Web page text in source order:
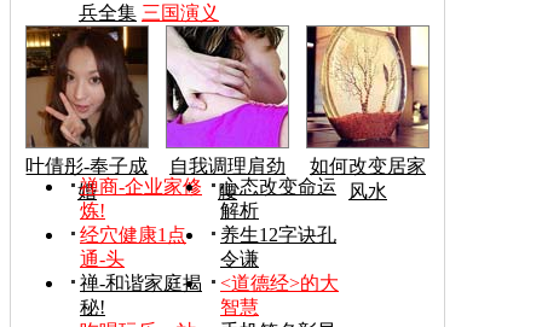
兵全集 三国演义
叶倩彤-奉子成
婚
自我调理肩劲
腰
如何改变居家
风水
禅商-企业家修
炼!
心态改变命运
解析
经穴健康1点
通-头
养生12字诀孔
令谦
禅-和谐家庭揭
秘!
<道德经>的大
智慧